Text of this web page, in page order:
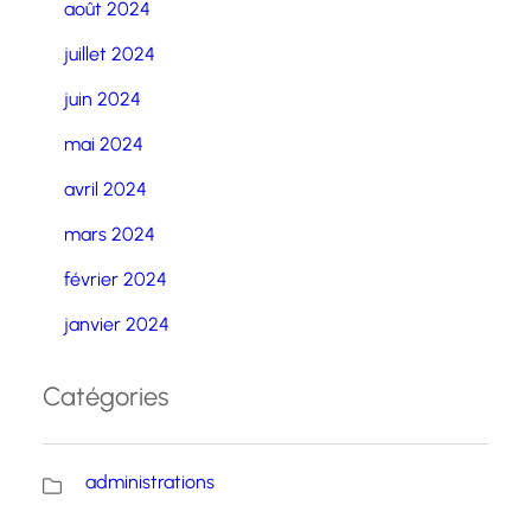
août 2024
juillet 2024
juin 2024
mai 2024
avril 2024
mars 2024
février 2024
janvier 2024
Catégories
administrations